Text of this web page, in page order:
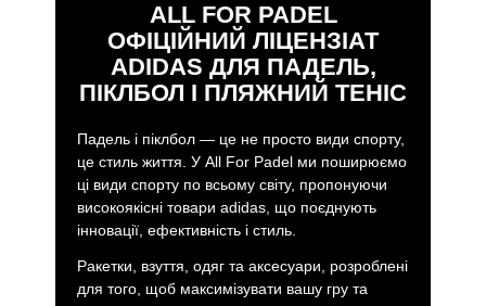
ALL FOR PADEL
ОФІЦІЙНИЙ ЛІЦЕНЗІАТ
ADIDAS ДЛЯ ПАДЕЛЬ,
ПІКЛБОЛ І ПЛЯЖНИЙ ТЕНІС
Падель і піклбол — це не просто види спорту,
це стиль життя. У All For Padel ми поширюємо
ці види спорту по всьому світу, пропонуючи
високоякісні товари adidas, що поєднують
інновації, ефективність і стиль.
Ракетки, взуття, одяг та аксесуари, розроблені
для того, щоб максимізувати вашу гру та